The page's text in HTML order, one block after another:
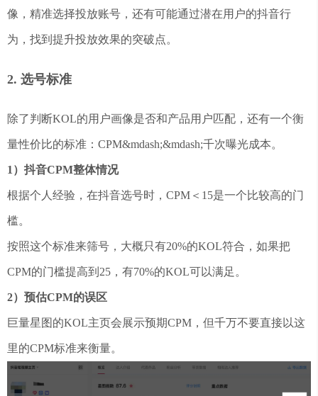
像，精准选择投放账号，还有可能通过潜在用户的抖音行
为，找到提升投放效果的突破点。
2. 选号标准
除了判断KOL的用户画像是否和产品用户匹配，还有一个衡
量性价比的标准：CPM&mdash;&mdash;千次曝光成本。
1）抖音CPM整体情况
根据个人经验，在抖音选号时，CPM＜15是一个比较高的门
槛。
按照这个标准来筛号，大概只有20%的KOL符合，如果把
CPM的门槛提高到25，有70%的KOL可以满足。
2）预估CPM的误区
巨量星图的KOL主页会展示预期CPM，但千万不要直接以这
里的CPM标准来衡量。